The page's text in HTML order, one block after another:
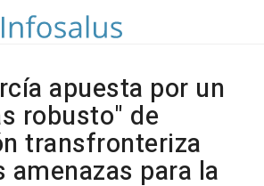
apuesta por un
robusto" de
transfronteriza
para la